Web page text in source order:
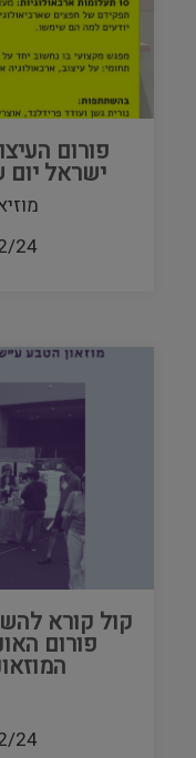
פורום
ישראל יום שישי|
24
קול קורא
פורום
24